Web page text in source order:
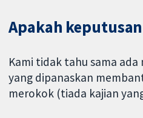
Apakah
Kami tidak tahu sama
yang dipanaskan
merokok (tiada kajian